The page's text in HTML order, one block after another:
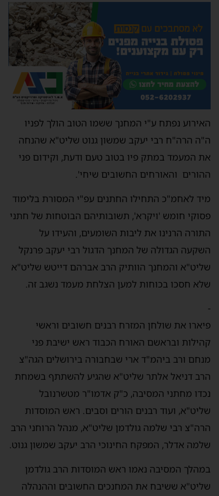
האירוע נפתח ע"י המחנך ששמו הטוב הולך לפניו
ה"ה הרה"ח רבי יעקב שמשון גנוט שליט"א שהנחה
את המעמד במתק פיו בטוב טעם ודעת, וקידום פני
ההורים והאורחים החשובים שיחי'.
מיד לאחמ"כ התחילו החתנים עפ"י המסורת בלימוד
פסוקי חומש 'ויקרא', תשובותיהם הבוטחות של חתני
התורה הרנינו את ליבות השומעים, והעידו על
השקעה הגדולה של המחנך הדגול רבי יעקב פרנקל
שליט"א והמחנך הוותיק הרב אברהם דייטש שליט"א
שלא חסכו בכוחות למען הצלחת מעמד נשגב זה.
-
פיארו את שולחן המזרח רבנים חשובים וראשי
קהילות ובראשם האורח הכבוד ראש ישיבת פני
מנחם ורב ביהמ"ד ארי שבחבורה בירושלים הגה"צ
הרב דניאל אלתר שליט"א שהגיע להשתתף בשמחת
נכדו מחתני המסיבה, כ"ק אדמו"ר מטשרנובל
שליט"א, ועוד רבנים הורים וסבים. ראש המוסדות
הרה"צ רבי שלמה גולדמן שליט"א, מנהל הרוחני הרב
שלמה אדלר, המפקח החינוכי הרב יעקב שמשון גנוט.
במהלך המסיבה נאמו ראש המוסדות הרב גולדמן
שליט"א ששיבח את המחנכים החשובים וההנהלה